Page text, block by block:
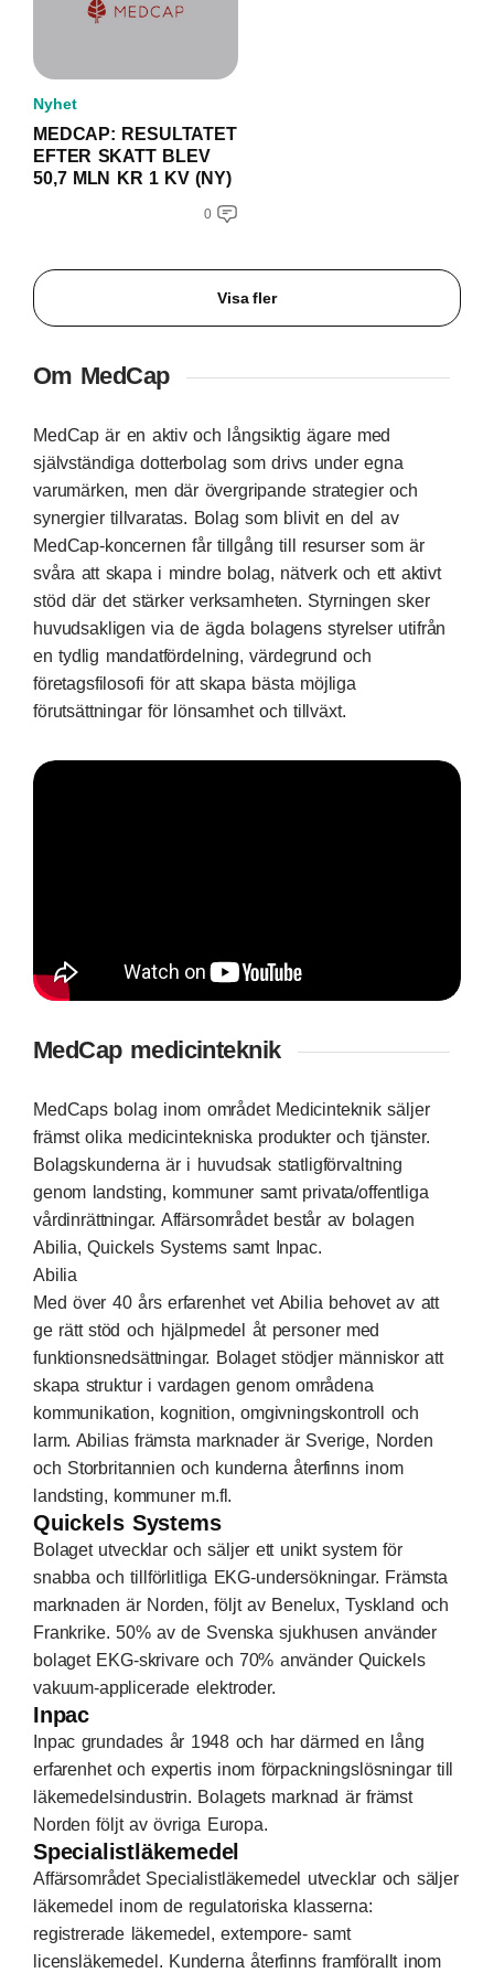
Nyhet
MEDCAP: RESULTATET
EFTER SKATT BLEV
50,7 MLN KR 1 KV (NY)
0
Visa fler
Om MedCap
MedCap är en aktiv och långsiktig ägare med
självständiga dotterbolag som drivs under egna
varumärken, men där övergripande strategier och
synergier tillvaratas. Bolag som blivit en del av
MedCap-koncernen får tillgång till resurser som är
svåra att skapa i mindre bolag, nätverk och ett aktivt
stöd där det stärker verksamheten. Styrningen sker
huvudsakligen via de ägda bolagens styrelser utifrån
en tydlig mandatfördelning, värdegrund och
företagsfilosofi för att skapa bästa möjliga
förutsättningar för lönsamhet och tillväxt.
MedCap medicinteknik
MedCaps bolag inom området Medicinteknik säljer
främst olika medicintekniska produkter och tjänster.
Bolagskunderna är i huvudsak statligförvaltning
genom landsting, kommuner samt privata/offentliga
vårdinrättningar. Affärsområdet består av bolagen
Abilia, Quickels Systems samt Inpac.
Abilia
Med över 40 års erfarenhet vet Abilia behovet av att
ge rätt stöd och hjälpmedel åt personer med
funktionsnedsättningar. Bolaget stödjer människor att
skapa struktur i vardagen genom områdena
kommunikation, kognition, omgivningskontroll och
larm. Abilias främsta marknader är Sverige, Norden
och Storbritannien och kunderna återfinns inom
landsting, kommuner m.fl.
Quickels Systems
Bolaget utvecklar och säljer ett unikt system för
snabba och tillförlitliga EKG-undersökningar. Främsta
marknaden är Norden, följt av Benelux, Tyskland och
Frankrike. 50% av de Svenska sjukhusen använder
bolaget EKG-skrivare och 70% använder Quickels
vakuum-applicerade elektroder.
Inpac
Inpac grundades år 1948 och har därmed en lång
erfarenhet och expertis inom förpackningslösningar till
läkemedelsindustrin. Bolagets marknad är främst
Norden följt av övriga Europa.
Specialistläkemedel
Affärsområdet Specialistläkemedel utvecklar och säljer
läkemedel inom de regulatoriska klasserna:
registrerade läkemedel, extempore- samt
licensläkemedel. Kunderna återfinns framförallt inom